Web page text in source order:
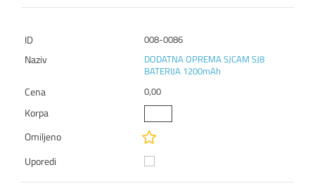
008-0086
DODATNA OPREMA SJCAM SJ8
BATERIJA 1200mAh
0,00